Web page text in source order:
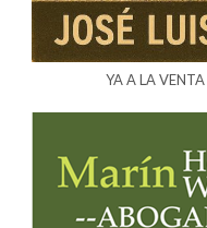
YA A LA VENTA